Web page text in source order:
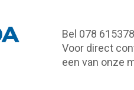
Bel 078
Voor direct
een van onze